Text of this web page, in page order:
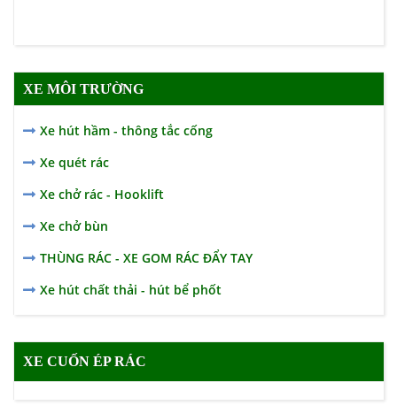
XE MÔI TRƯỜNG
Xe hút hầm - thông tắc cống
Xe quét rác
Xe chở rác - Hooklift
Xe chở bùn
THÙNG RÁC - XE GOM RÁC ĐẨY TAY
Xe hút chất thải - hút bể phốt
XE CUỐN ÉP RÁC